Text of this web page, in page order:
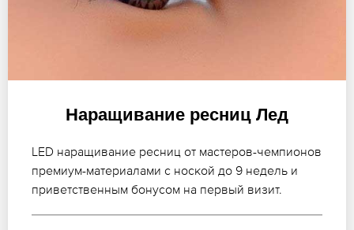
Наращивание ресниц Лед
LED наращивание ресниц от мастеров-чемпионов
премиум-материалами с ноской до 9 недель и
приветственным бонусом на первый визит.